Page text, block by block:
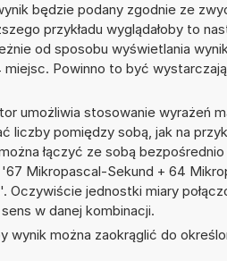
będzie podany zgodnie ze
przykładu wyglądałoby to
od sposobu wyświetlania
miejsc. Powinno to być
umożliwia stosowanie wyrażeń
liczby pomiędzy sobą, jak na
łączyć ze sobą
'67 Mikropascal-Sekund + 64
Oczywiście jednostki miary
w danej kombinacji.
wynik można zaokrąglić do